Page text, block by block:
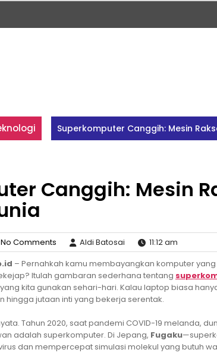
Superkomputer Canggih: Mesin
Canggih: Mesin
No Comments Aldi Batosai
11:12 am
– Pernahkah kamu membayangkan komputer
Itulah gambaran sederhana tentang
kita gunakan sehari-hari. Kalau laptop biasa
hingga jutaan inti yang bekerja serentak.
Tahun 2020, saat pandemi COVID-19 melanda,
adalah superkomputer. Di Jepang, Fugaku
dan mempercepat simulasi molekul yang butuh